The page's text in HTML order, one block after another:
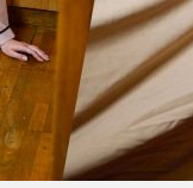
LORAK)